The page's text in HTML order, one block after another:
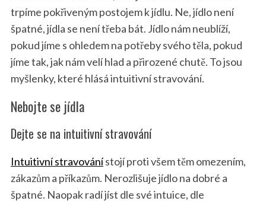
trpíme pokřiveným postojem k jídlu. Ne, jídlo není
špatné, jídla se není třeba bát. Jídlo nám neublíží,
pokud jíme s ohledem na potřeby svého těla, pokud
jíme tak, jak nám velí hlad a přirozené chutě. To jsou
myšlenky, které hlásá intuitivní stravování.
Nebojte se jídla
Dejte se na intuitivní stravování
Intuitivní stravovánístojí proti všem těm omezením,
zákazům a příkazům. Nerozlišuje jídlo na dobré a
špatné. Naopak radí jíst dle své intuice, dle